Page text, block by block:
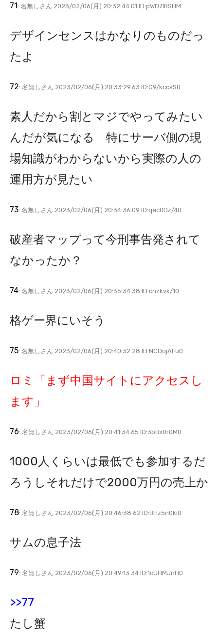
71: 名無しさん 2023/02/06(月) 20:32:44.01 ID:pWD7IRSHM
デザインセンスはかなりのものだっ
たよ
72: 名無しさん 2023/02/06(月) 20:33:29.63 ID:G9/kccsS0
素人だから割とマジでやってみたい
んだが気になる 特にサーバ側の現
場知識がわからないから実際の人の
運用方が見たい
73: 名無しさん 2023/02/06(月) 20:34:36.09 ID:qacRDz/40
破産者マップって今刑事告発されて
なかったか？
74: 名無しさん 2023/02/06(月) 20:35:34.38 ID:cnzkvk/10
格ゲー界にいそう
75: 名無しさん 2023/02/06(月) 20:40:32.28 ID:NCQojAFu0
ロミ「まず中国サイトにアクセスし
ます」
76: 名無しさん 2023/02/06(月) 20:41:34.65 ID:3bBx0r0M0
1000人くらいは最低でも参加するだ
ろうしそれだけで2000万円の売上か
78: 名無しさん 2023/02/06(月) 20:46:38.62 ID:BHz5n0ki0
サムの息子法
79: 名無しさん 2023/02/06(月) 20:49:13.34 ID:1cUHMJnH0
>>77
たし蟹